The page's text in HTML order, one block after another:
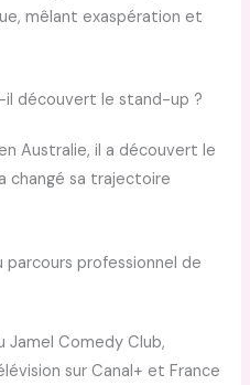
mêlant exaspération et
découvert le stand-up ?
Australie, il a découvert le
changé sa trajectoire
professionnel de
Comedy Club,
sur Canal+ et France